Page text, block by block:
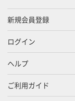
新規会員登録
ログイン
ヘルプ
ご利用ガイド